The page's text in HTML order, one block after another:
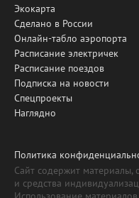
Экокарта
Сделано в России
Онлайн-табло аэропорта
Расписание электричек
Расписание поездов
Подписка на новости
Спецпроекты
Наглядно
Политика
Сайт содержит материалы,
и средства